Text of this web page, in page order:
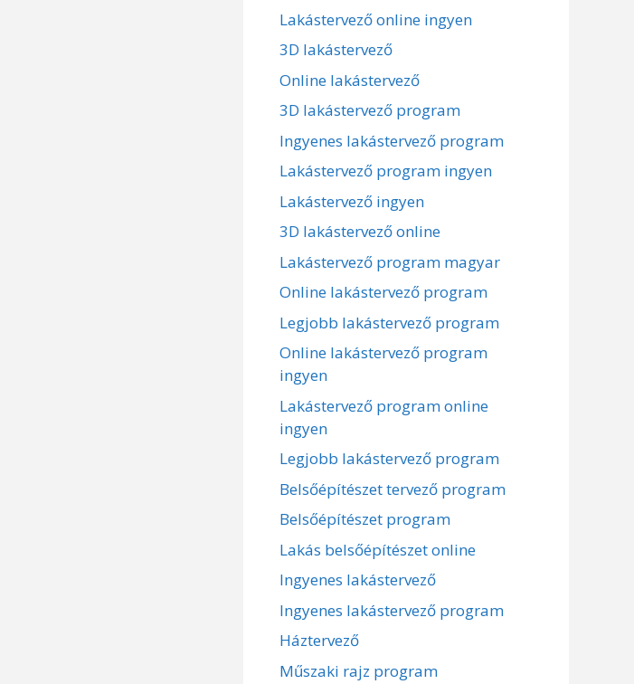
Lakástervező online ingyen
3D lakástervező
Online lakástervező
3D lakástervező program
Ingyenes lakástervező program
Lakástervező program ingyen
Lakástervező ingyen
3D lakástervező online
Lakástervező program magyar
Online lakástervező program
Legjobb lakástervező program
Online lakástervező program
ingyen
Lakástervező program online
ingyen
Legjobb lakástervező program
Belsőépítészet tervező program
Belsőépítészet program
Lakás belsőépítészet online
Ingyenes lakástervező
Ingyenes lakástervező program
Háztervező
Műszaki rajz program